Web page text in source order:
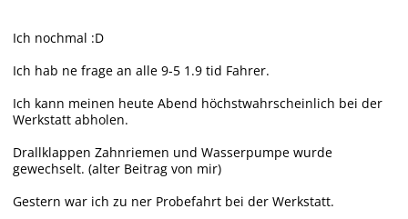
Ich nochmal :D
Ich hab ne frage an alle 9-5 1.9 tid Fahrer.
Ich kann meinen heute Abend höchstwahrscheinlich bei der
Werkstatt abholen.
Drallklappen Zahnriemen und Wasserpumpe wurde
gewechselt. (alter Beitrag von mir)
Gestern war ich zu ner Probefahrt bei der Werkstatt.